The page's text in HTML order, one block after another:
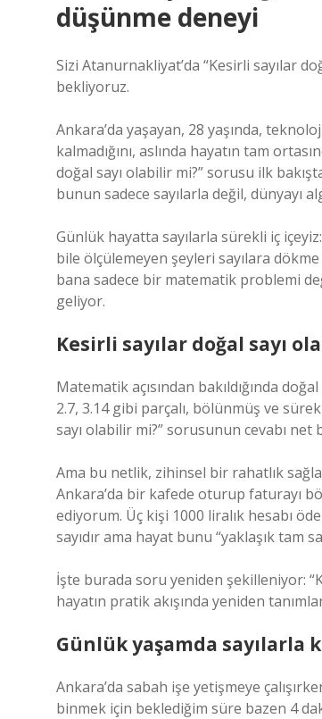
düşünme deneyi
Sizi Atanurnakliyat’da “Kesirli sayılar
bekliyoruz.
Ankara’da yaşayan, 28 yaşında,
kalmadığını, aslında hayatın tam
doğal sayı olabilir mi?” sorusu ilk
bunun sadece sayılarla değil, dünyayı
Günlük hayatta sayılarla sürekli iç
bile ölçülemeyen şeyleri sayılara
bana sadece bir matematik problemi
geliyor.
Kesirli sayılar doğal sayı
Matematik açısından bakıldığında
2.7, 3.14 gibi parçalı, bölünmüş ve
sayı olabilir mi?” sorusunun cevabı net
Ama bu netlik, zihinsel bir rahatlık
Ankara’da bir kafede oturup faturayı
ediyorum. Üç kişi 1000 liralık hesabı
sayıdır ama hayat bunu “yaklaşık tam
İşte burada soru yeniden şekilleniyor:
hayatın pratik akışında yeniden
Günlük yaşamda sayılarla
Ankara’da sabah işe yetişmeye
binmek için beklediğim süre bazen 4